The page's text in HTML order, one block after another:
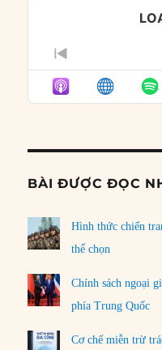
PREVIOUS
EPISODE
BÀI ĐƯỢC ĐỌC
Hình thức chiến
thể chọn
Chính sách ngoại
phía Trung Quốc
Cơ chế miễn trừ